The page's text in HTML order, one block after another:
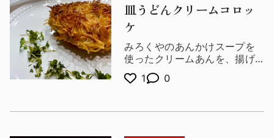
皿うどんクリームコロッ
ケ
みろくやのあんかけスープを
使ったクリームあんを、揚げ
麺の衣で包んだクリームコ
ロッケです♪
1 0